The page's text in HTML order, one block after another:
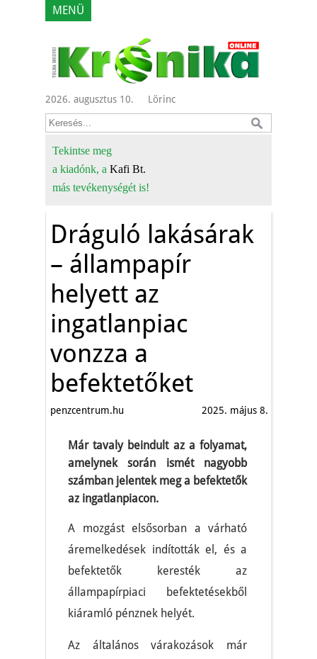
MENÜ
2026. augusztus 10. Lörinc
Tekintse meg
a kiadónk, a Kafi Bt.
más tevékenységét is!
Dráguló lakásárak
– állampapír
helyett az
ingatlanpiac
vonzza a
befektetőket
penzcentrum.hu 2025. május 8.
Már tavaly beindult az a folyamat,
amelynek során ismét nagyobb
számban jelentek meg a befektetők
az ingatlanpiacon.
A mozgást elsősorban a várható
áremelkedések indították el, és a
befektetők keresték az
állampapírpiaci befektetésekből
kiáramló pénznek helyét.
Az általános várakozások már